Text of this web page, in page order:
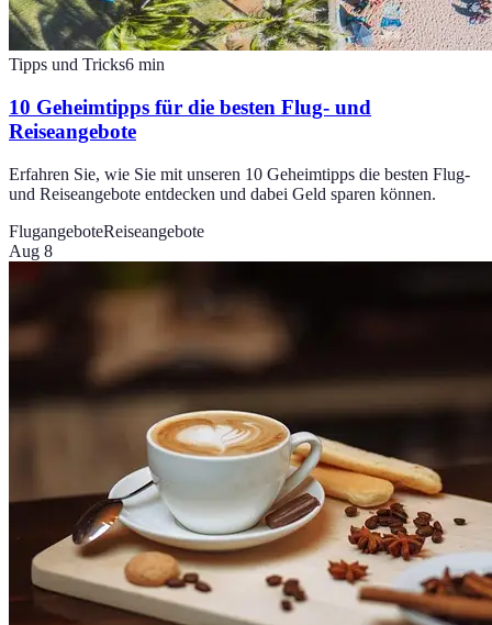
Tipps und Tricks6 min
10 Geheimtipps für die besten Flug- und
Reiseangebote
Erfahren Sie, wie Sie mit unseren 10 Geheimtipps die besten Flug-
und Reiseangebote entdecken und dabei Geld sparen können.
FlugangeboteReiseangebote
Aug 8